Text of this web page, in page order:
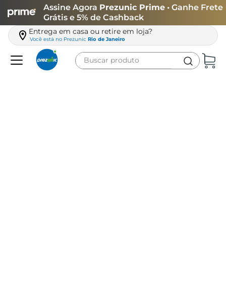
Assine Agora Prezunic Prime • Ganhe Frete
Grátis e 5% de Cashback
Entrega em casa ou retire em loja?
Você está no Prezunic Rio de Janeiro
Buscar produto